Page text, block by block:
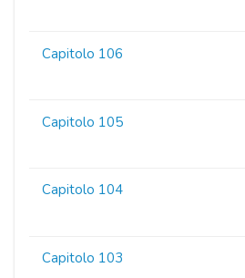
Capitolo 106
Capitolo 105
Capitolo 104
Capitolo 103